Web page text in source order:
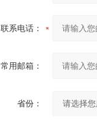
联系电话：
常用邮箱：
省份：